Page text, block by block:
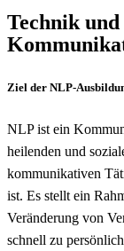
Technik
Ziel der NLP-
NLP ist ein
heilenden und
kommunikativen
ist. Es stellt ein
Veränderung von
schnell zu